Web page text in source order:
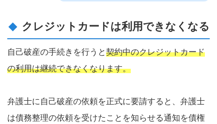
クレジットカードは利用できなくなる
自己破産の手続きを行うと契約中のクレジットカード
の利用は継続できなくなります。
弁護士に自己破産の依頼を正式に要請すると、弁護士
は債務整理の依頼を受けたことを知らせる通知を債権